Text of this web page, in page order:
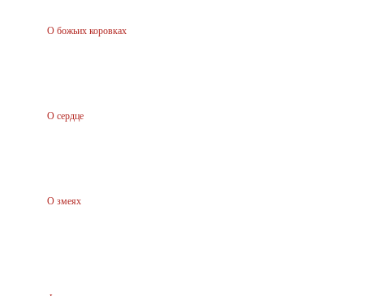
О божьих коровках
О сердце
О змеях